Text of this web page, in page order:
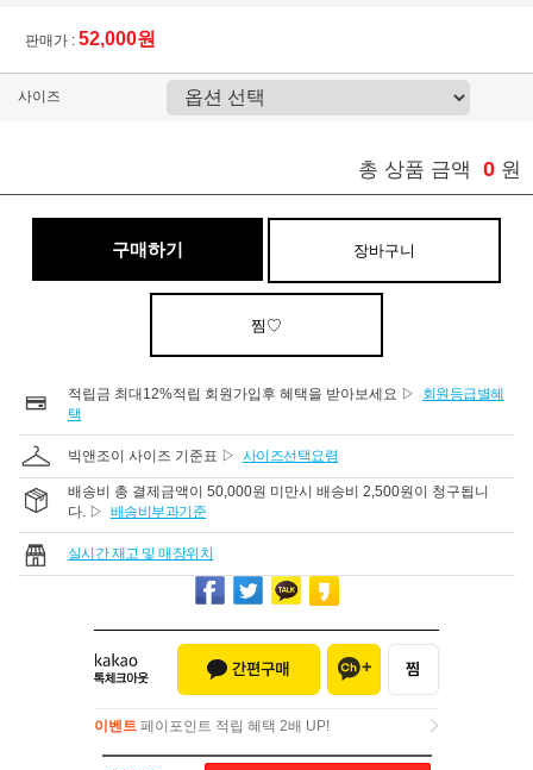
판매가 : 52,000원
사이즈
총 상품 금액 0 원
구매하기 장바구니
찜♡
적립금 최대12%적립 회원가입후 혜택을 받아보세요 ▷
회원등급별혜
택
빅앤조이 사이즈 기준표 ▷ 사이즈선택요령
배송비 총 결제금액이 50,000원 미만시 배송비 2,500원이 청구됩니
다. ▷ 배송비부과기준
실시간 재고 및 매장위치
이벤트 페이포인트 적립 혜택 2배 UP!
이벤트페이포인트 적립 혜택 2배 UP!